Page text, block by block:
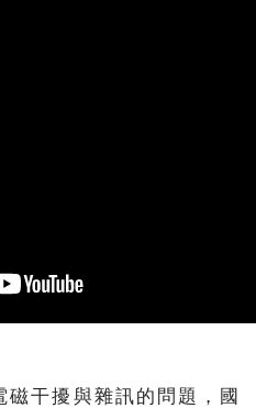
干擾與雜訊的問題，國